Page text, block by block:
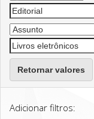
Retornar valores
Adicionar filtros: